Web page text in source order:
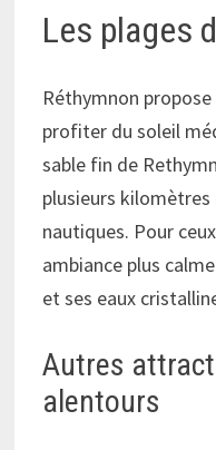
Les plages
Réthymnon
profiter du soleil
sable fin de
plusieurs
nautiques. Pour
ambiance plus
et ses eaux
Autres
alentours